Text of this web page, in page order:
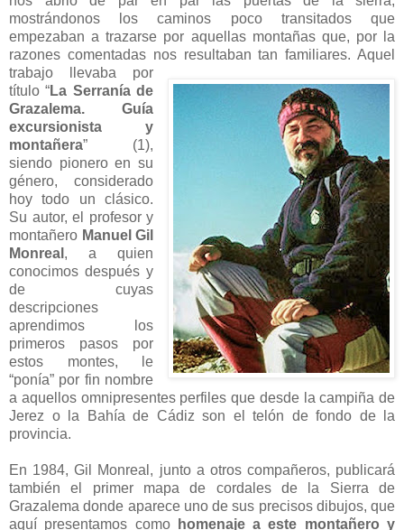
mostrándonos los caminos poco transitados que
empezaban a trazarse por aquellas montañas que, por la
razones comentadas nos resultabantan familiares. Aquel
trabajo llevaba por
título “La Serranía de
Grazalema. Guía
excursionista y
montañera” (1),
siendo pionero en su
género, considerado
hoy todo un clásico.
Su autor, el profesor y
montañero Manuel Gil
Monreal , a quien
conocimos después y
de cuyas
descripciones
aprendimos los
primeros pasos por
estos montes, le
“ponía” por fin nombre
a aquellos omnipresentes perfiles que desde la campiña de
Jerez o la Bahía de Cádiz son el telón de fondo de la
provincia.
En 1984, Gil Monreal, junto a otros compañeros, publicará
también el primer mapa de cordales de la Sierra de
Grazalema donde aparece uno de sus precisos dibujos, que
aquí presentamos como
homenaje a este montañero y